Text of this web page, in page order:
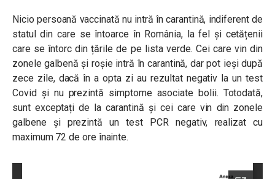
Nicio persoană vaccinată nu intră în carantină, indiferent de
statul din care se întoarce în România, la fel și cetățenii
care se întorc din țările de pe lista verde. Cei care vin din
zonele galbenă și roșie intră în carantină, dar pot ieși după
zece zile, dacă în a opta zi au rezultat negativ la un test
Covid și nu prezintă simptome asociate bolii. Totodată,
sunt exceptați de la carantină și cei care vin din zonele
galbene și prezintă un test PCR negativ, realizat cu
maximum 72 de ore înainte.